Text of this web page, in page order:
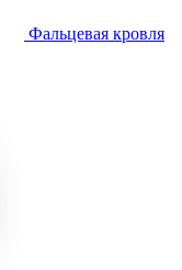
Фальцевая кровля